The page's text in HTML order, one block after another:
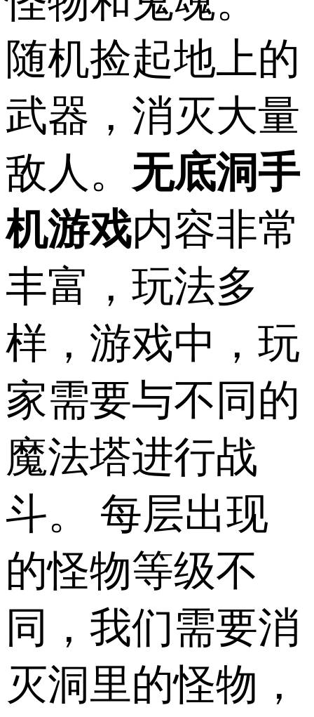
随机捡起地上的
武器，消灭大量
敌人。 无底洞手
机游戏内容非常
丰富，玩法多
样，游戏中，玩
家需要与不同的
魔法塔进行战
斗。 每层出现
的怪物等级不
同，我们需要消
灭洞里的怪物，